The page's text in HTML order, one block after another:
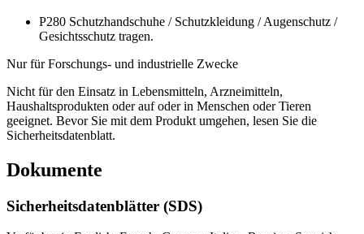
P280 Schutzhandschuhe / Schutzkleidung / Augenschutz /
Gesichtsschutz tragen.
Nur für Forschungs- und industrielle Zwecke
Nicht für den Einsatz in Lebensmitteln, Arzneimitteln,
Haushaltsprodukten oder auf oder in Menschen oder Tieren
geeignet. Bevor Sie mit dem Produkt umgehen, lesen Sie die
Sicherheitsdatenblatt.
Dokumente
Sicherheitsdatenblätter (SDS)